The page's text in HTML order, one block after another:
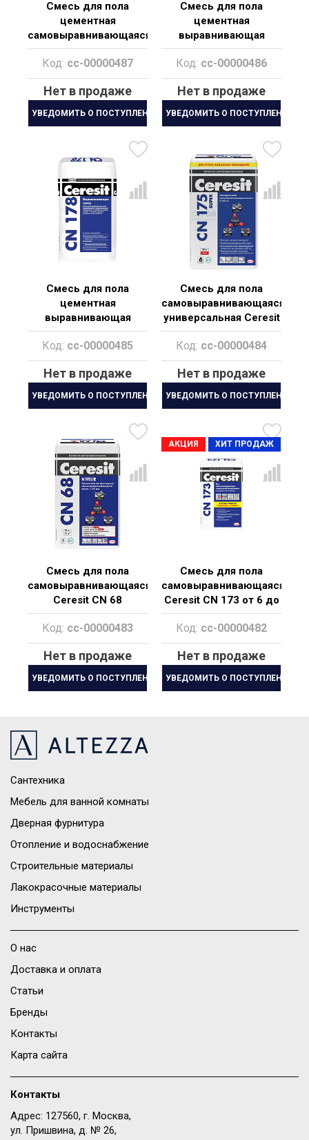
Смесь для пола
цементная
самовыравнивающаяся
Ceresit СN 76 от 4 до
15/50 мм. 25 кг
Код: cc-00000487
Нет в продаже
УВЕДОМИТЬ О ПОСТУПЛЕНИИ
Смесь для пола
цементная
выравнивающая
высокопрочная Ceresit
CN 88
Код: cc-00000486
Нет в продаже
УВЕДОМИТЬ О ПОСТУПЛЕНИИ
Смесь для пола
цементная
выравнивающая
Ceresit CN 178 от 5 до
80 мм
Код: cc-00000485
Нет в продаже
УВЕДОМИТЬ О ПОСТУПЛЕНИИ
Смесь для пола
самовыравнивающаяся
универсальная Ceresit
CN 175 Plus
Код: cc-00000484
Нет в продаже
УВЕДОМИТЬ О ПОСТУПЛЕНИИ
Смесь для пола
самовыравнивающаяся
Ceresit CN 68
Код: cc-00000483
Нет в продаже
УВЕДОМИТЬ О ПОСТУПЛЕНИИ
АКЦИЯ ХИТ ПРОДАЖ
Смесь для пола
самовыравнивающаяся
Ceresit CN 173 от 6 до
60 мм
Код: cc-00000482
Нет в продаже
УВЕДОМИТЬ О ПОСТУПЛЕНИИ
Сантехника
Мебель для ванной комнаты
Дверная фурнитура
Отопление и водоснабжение
Строительные материалы
Лакокрасочные материалы
Инструменты
О нас
Доставка и оплата
Статьи
Бренды
Контакты
Карта сайта
Контакты
Адрес: 127560, г. Москва,
ул. Пришвина, д. № 26,